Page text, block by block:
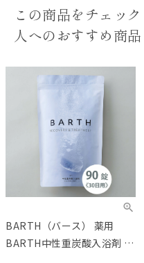
この商品をチェッ
人へのおすすめ商品
BARTH（バース） 薬用
BARTH中性重炭酸入浴剤 90